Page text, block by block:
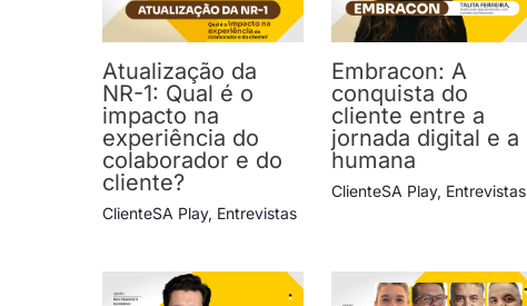
Atualização da
NR-1: Qual é o
impacto na
experiência do
colaborador e do
cliente?
ClienteSA Play, Entrevistas
Embracon: A
conquista do
cliente entre a
jornada digital e a
humana
ClienteSA Play, Entrevistas